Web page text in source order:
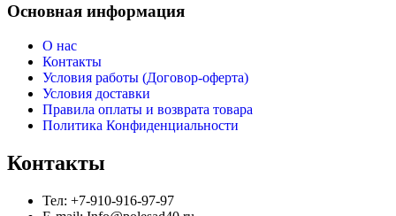
Основная информация
О нас
Контакты
Условия работы (Договор-оферта)
Условия доставки
Правила оплаты и возврата товара
Политика Конфиденциальности
Контакты
Тел: +7-910-916-97-97